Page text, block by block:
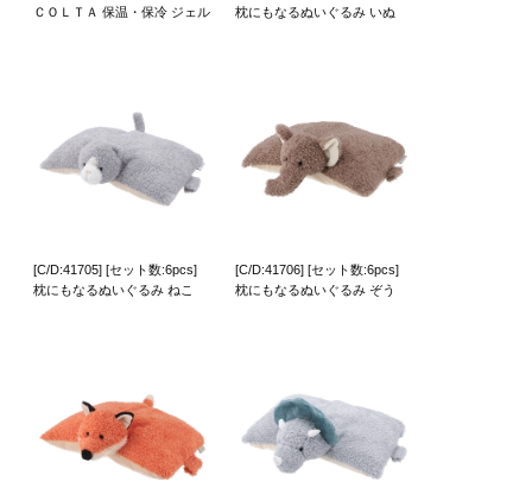
ＣＯＬＴＡ 保温・保冷 ジェル
枕にもなるぬいぐるみ いぬ
[C/D:41705] [セット数:6pcs]
枕にもなるぬいぐるみ ねこ
[C/D:41706] [セット数:6pcs]
枕にもなるぬいぐるみ ぞう